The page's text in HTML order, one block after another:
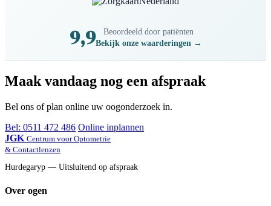
9,9
Beoordeeld door patiënten
Bekijk onze waarderingen →
Maak vandaag nog een afspraak
Bel ons of plan online uw oogonderzoek in.
Bel: 0511 472 486 Online inplannen
JGK Centrum voor Optometrie
& Contactlenzen
Hurdegaryp — Uitsluitend op afspraak
Over ogen